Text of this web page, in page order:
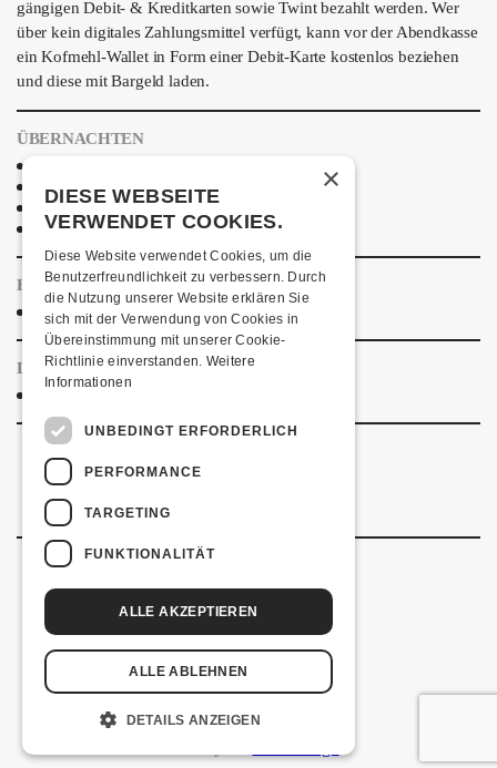
gängigen Debit- & Kreditkarten sowie Twint bezahlt werden. Wer
über kein digitales Zahlungsmittel verfügt, kann vor der Abendkasse
ein Kofmehl-Wallet in Form einer Debit-Karte kostenlos beziehen
und diese mit Bargeld laden.
ÜBERNACHTEN
Hotel Kreuz Solothurn
H4 Hotel
Weitere Unterkünfte
HUNGRIG?
Essensangebot
LINKS & PARTNER
Kulturfabrik Kofmehl
Kofmehlweg 1
+41 32 621 20 60
×
DIESE WEBSEITE
VERWENDET COOKIES.
Diese Website verwendet Cookies, um die
Benutzerfreundlichkeit zu verbessern. Durch
die Nutzung unserer Website erklären Sie
sich mit der Verwendung von Cookies in
Übereinstimmung mit unserer Cookie-
Richtlinie einverstanden. Weitere
Informationen
UNBEDINGT ERFORDERLICH
PERFORMANCE
TARGETING
FUNKTIONALITÄT
ALLE AKZEPTIEREN
ALLE ABLEHNEN
DETAILS ANZEIGEN